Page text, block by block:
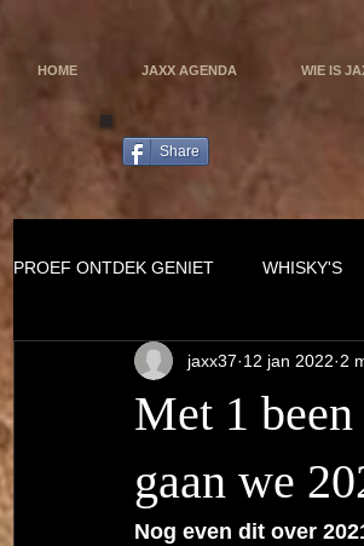
HOME JAXX AGENDA WIE IS
Share
PROEF ONTDEK GENIET WHISKY'S
Met 1
gaan we
jaxx37 12 jan 2022 2
Nog even dit over